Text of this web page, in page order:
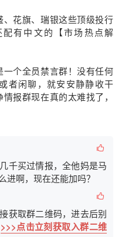
花旗、瑞银这些顶级投行
有中文的
【市场热点解
一个全员禁言群！没有任何
者闲聊，就安安静静收干
报群现在真的太难找了，
千买过情报，全他妈是马
进啊，现在还能加吗？
获取群二维码，进去后别
>>>点击立刻获取入群二维